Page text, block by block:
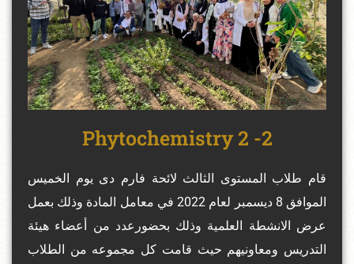
2- Phytochemistry 2
قام طلاب المستوى الثالث لائحة فارم دى يوم الخميس
الموافق 8 ديسمبر لعام 2022 في معامل المادة وذلك بعمل
عرض الانشطة العلمية وذلك بحضورعدد من أعضاء هيئة
التدريس ومعاونيهم حيث قامت كل مجموعه من الطلاب